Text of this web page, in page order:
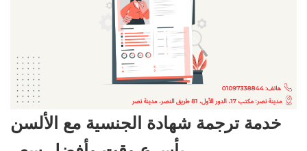
خدمة ترجمة شهادة الجنسية مع الألسن